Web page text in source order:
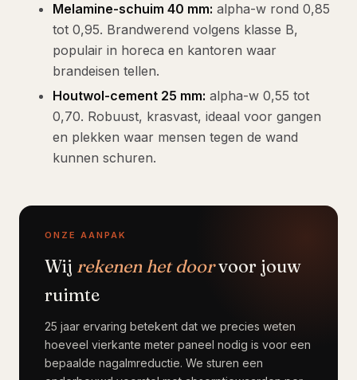
Melamine-schuim 40 mm: alpha-w rond 0,85
tot 0,95. Brandwerend volgens klasse B,
populair in horeca en kantoren waar
brandeisen tellen.
Houtwol-cement 25 mm: alpha-w 0,55 tot
0,70. Robuust, krasvast, ideaal voor gangen
en plekken waar mensen tegen de wand
kunnen schuren.
ONZE AANPAK
Wij rekenen het doorvoor jouw
ruimte
25 jaar ervaring betekent dat we precies weten
hoeveel vierkante meter paneel nodig is voor een
bepaalde nagalmreductie. We sturen een